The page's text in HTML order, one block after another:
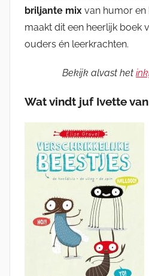
briljante mix van humor en
maakt dit een heerlijk boek
ouders én leerkrachten.
Bekijk alvast het
Wat vindt juf Ivette